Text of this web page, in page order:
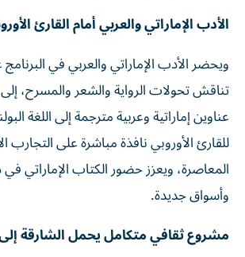
الأدب الإماراتي والعربي أمام القارئ
ويحضر الأدب الإماراتي والعربي في
تناقش تحولات الرواية والشعر والمسرح،
عناوين إماراتية وعربية مترجمة إلى اللغة
للقارئ الأوروبي نافذة مباشرة على التجارب
المعاصرة، ويعزز حضور الكتاب الإماراتي في
وأسواق جديدة.
مشروع ثقافي متكامل يحمل الشارقة إلى